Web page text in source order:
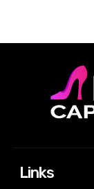
Links